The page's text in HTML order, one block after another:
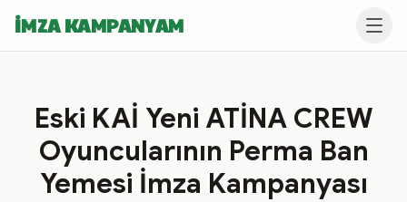
İMZA KAMPANYAM
Eski KAİ Yeni ATİNA CREW
Oyuncularının Perma Ban
Yemesi İmza Kampanyası